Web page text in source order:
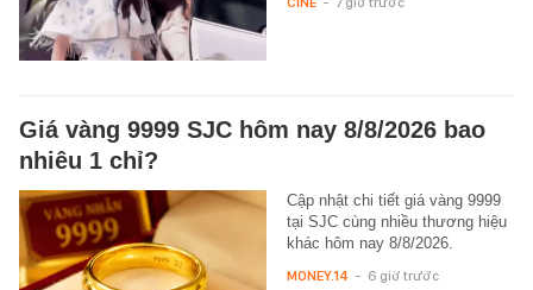
Giá vàng 9999 SJC hôm nay 8/8/2026 bao
nhiêu 1 chỉ?
Cập nhật chi tiết giá vàng 9999
tại SJC cùng nhiều thương hiệu
khác hôm nay 8/8/2026.
MONEY.14 - 6 giờ trước